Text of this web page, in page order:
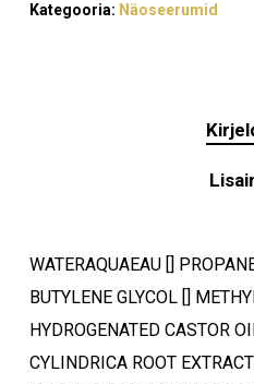
Kategooria: Näoseerumid
WATERAQUAEAU []
BUTYLENE GLYCOL []
HYDROGENATED CASTOR
CYLINDRICA ROOT